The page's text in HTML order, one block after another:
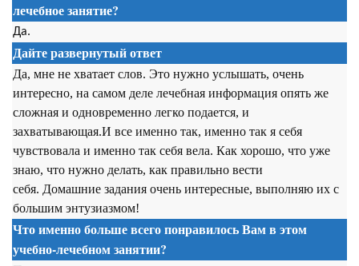
лечебное занятие?
Да.
Дайте развернутый ответ
Да, мне не хватает слов. Это нужно услышать, очень
интересно, на самом деле лечебная информация опять же
сложная и одновременно легко подается, и
захватывающая.И все именно так, именно так я себя
чувствовала и именно так себя вела. Как хорошо, что уже
знаю, что нужно делать, как правильно вести
себя. Домашние задания очень интересные, выполняю их с
большим энтузиазмом!
Что именно больше всего понравилось Вам в этом
учебно-лечебном занятии?